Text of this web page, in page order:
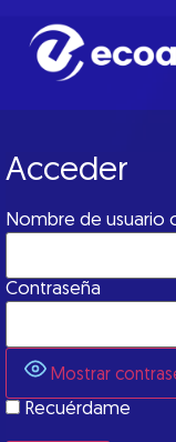
Acceder
Nombre de
Contraseña
Mostrar
Recuérdame